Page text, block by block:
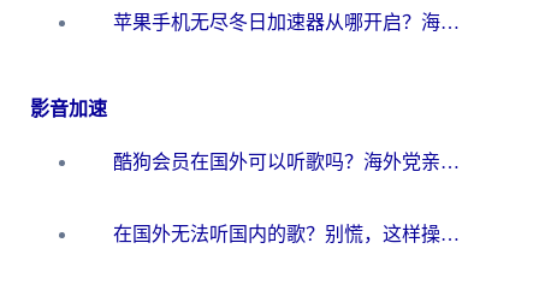
苹果手机无尽冬日加速器从哪开启？海外玩家的冬日生存指南
影音加速
酷狗会员在国外可以听歌吗？海外党亲测有效：3步解决音乐权限难题
在国外无法听国内的歌？别慌，这样操作就能畅听QQ音乐（附亲测加速器推荐）